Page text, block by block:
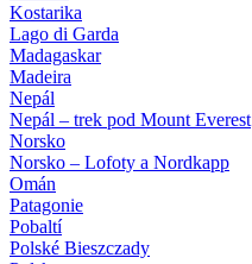
Kostarika
Lago di Garda
Madagaskar
Madeira
Nepál
Nepál – trek pod Mount Everest
Norsko
Norsko – Lofoty a Nordkapp
Omán
Patagonie
Pobaltí
Polské Bieszczady